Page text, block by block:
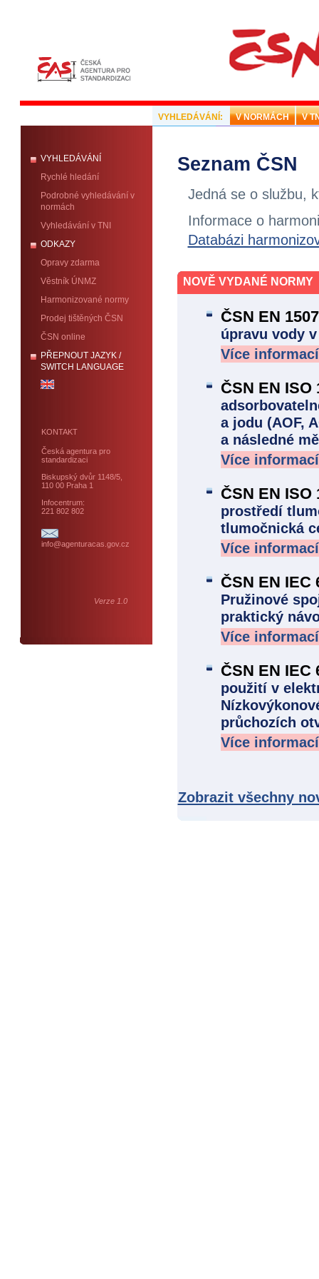
VYHLEDÁVÁNÍ: V NORMÁCH V
VYHLEDÁVÁNÍ
Rychlé hledání
Podrobné vyhledávání v
normách
Vyhledávání v TNI
ODKAZY
Opravy zdarma
Věstník ÚNMZ
Harmonizované normy
Prodej tištěných ČSN
ČSN online
PŘEPNOUT JAZYK /
SWITCH LANGUAGE
KONTAKT
Česká agentura pro
standardizaci
Biskupský dvůr 1148/5,
110 00 Praha 1
Infocentrum:
221 802 802
info@agenturacas.gov.cz
Verze 1.0
Seznam ČSN
Jedná se o službu,
Informace o
Databázi
NOVĚ VYDANÉ NORMY
ČSN EN
úpravu vody
Více informací
ČSN EN ISO
a jodu (AOF,
a následné
Více informací
ČSN EN ISO
prostředí
tlumočnická
Více informací
ČSN EN IEC
Pružinové
praktický
Více informací
ČSN EN IEC
použití v
průchozích
Více informací
Zobrazit všechny